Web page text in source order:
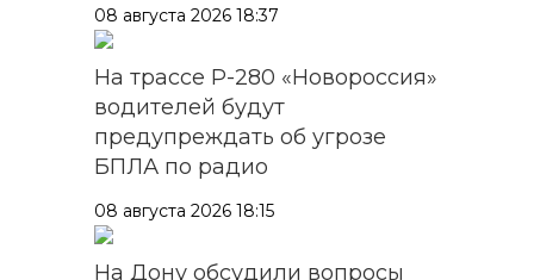
08 августа 2026 18:37
На трассе Р-280 «Новороссия»
водителей будут
предупреждать об угрозе
БПЛА по радио
08 августа 2026 18:15
На Дону обсудили вопросы